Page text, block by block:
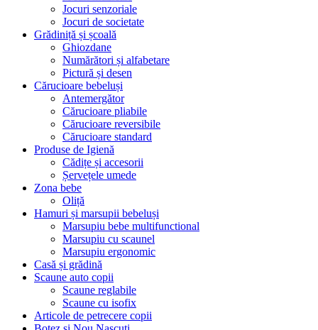
Jocuri senzoriale
Jocuri de societate
Grădiniță și școală
Ghiozdane
Numărători și alfabetare
Pictură și desen
Cărucioare bebeluși
Antemergător
Cărucioare pliabile
Cărucioare reversibile
Cărucioare standard
Produse de Igienă
Cădițe și accesorii
Șervețele umede
Zona bebe
Oliță
Hamuri și marsupii bebeluși
Marsupiu bebe multifunctional
Marsupiu cu scaunel
Marsupiu ergonomic
Casă și grădină
Scaune auto copii
Scaune reglabile
Scaune cu isofix
Articole de petrecere copii